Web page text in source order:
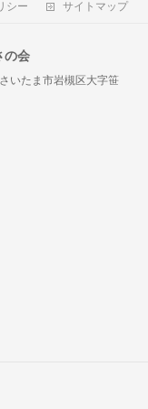
シー サイトマップ
の会
いたま市岩槻区大字笹